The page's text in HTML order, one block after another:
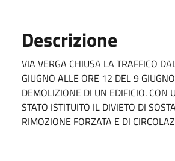
Descrizione
VIA VERGA CHIUSA LA TRAFFICO
GIUGNO ALLE ORE 12 DEL 9
DEMOLIZIONE DI UN EDIFICIO. CON
STATO ISTITUITO IL DIVIETO DI
RIMOZIONE FORZATA E DI